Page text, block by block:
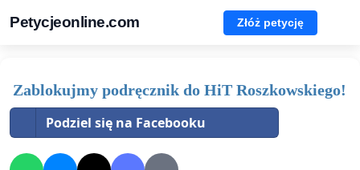
Petycjeonline.com Złóż petycję
Zablokujmy podręcznik do HiT Roszkowskiego!
Podziel się na Facebooku